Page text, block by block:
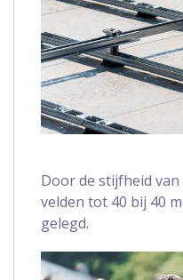
Door de stijfheid
velden tot 40 bij 40
gelegd.